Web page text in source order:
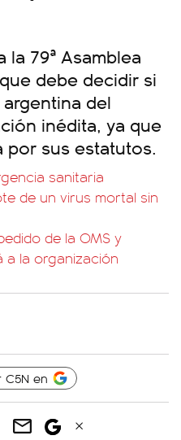
la 79ª Asamblea
debe decidir si
del
inédita, ya que
por sus estatutos.
sanitaria
de un virus mortal sin
de la OMS y
a la organización
C5N en